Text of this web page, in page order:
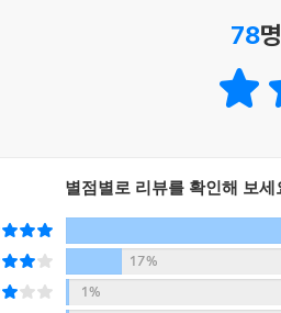
78
별점별로 리뷰를 확인해 보세
17%
1%